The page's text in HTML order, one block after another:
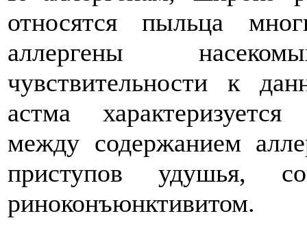
относятся пыльца
аллергены
чувствительности к
астма
между содержанием
приступов удушья,
риноконъюнктивитом.